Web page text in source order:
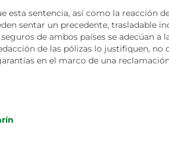
esta sentencia, así como la reacción
sentar un precedente, trasladable
de ambos países se adecúan a
de las pólizas lo justifiquen, no
en el marco de una